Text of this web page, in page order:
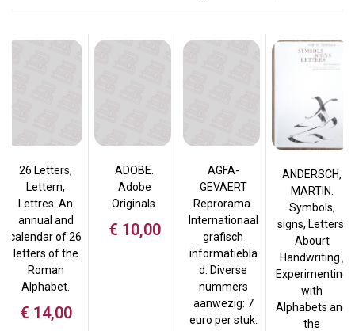
26 Letters,
Lettern,
Lettres. An
annual and
calendar of 26
letters of the
Roman
Alphabet.
€ 14,00
ADOBE.
Adobe
Originals.
€ 10,00
AGFA-
GEVAERT
Reprorama.
Internationaal
grafisch
informatiebla
d. Diverse
nummers
aanwezig: 7
euro per stuk.
ANDERSCH,
MARTIN.
Symbols,
signs, Letters,
Abourt
Handwriting ,
Experimenting
with
Alphabets and
the